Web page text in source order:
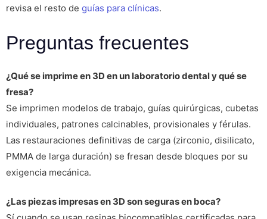
revisa el resto de guías para clínicas.
Preguntas frecuentes
¿Qué se imprime en 3D en un laboratorio dental y qué se
fresa?
Se imprimen modelos de trabajo, guías quirúrgicas, cubetas
individuales, patrones calcinables, provisionales y férulas.
Las restauraciones definitivas de carga (zirconio, disilicato,
PMMA de larga duración) se fresan desde bloques por su
exigencia mecánica.
¿Las piezas impresas en 3D son seguras en boca?